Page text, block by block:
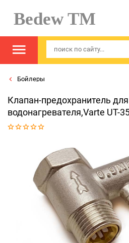
Bedew TM
Бойлеры
Клапан-предохранитель для
водонагревателя,Varte UT-